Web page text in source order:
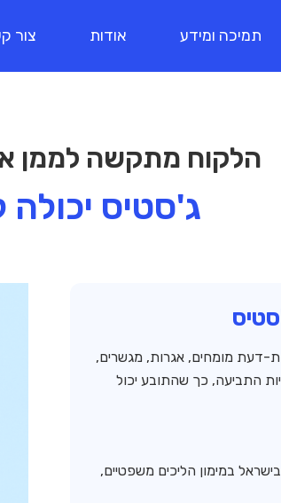
תמיכה ומידע אודות צור
הלקוח מתקשה לממן
ג'סטיס יכולה
דעת מומחים, אגרות, מגשרים,
התביעה, כך שהתובע יכול
במימון הליכים משפטיים,